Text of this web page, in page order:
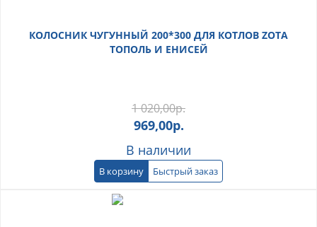
КОЛОСНИК ЧУГУННЫЙ 200*300 ДЛЯ КОТЛОВ ZOTA
ТОПОЛЬ И ЕНИСЕЙ
1 020,00р.
969,00р.
В наличии
В корзину Быстрый заказ